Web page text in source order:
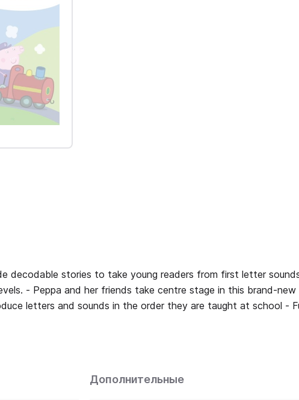
decodable stories to take young readers from first letter
series of
letters and sounds in the order they are taught at school -
understanding of the story - Each Learn with Peppa phonics
Дополнительные